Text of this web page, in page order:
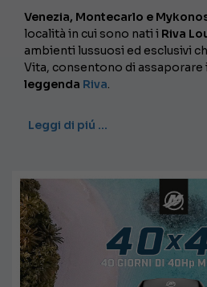
Venezia, Montecarlo e
località in cui sono nati i Riva
ambienti lussuosi ed esclusivi
Vita, consentono di assaporare
leggenda Riva.
Leggi di piú …